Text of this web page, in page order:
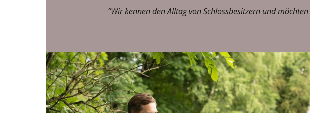
“Wir kennen den Alltag von Schlossbesitzern und